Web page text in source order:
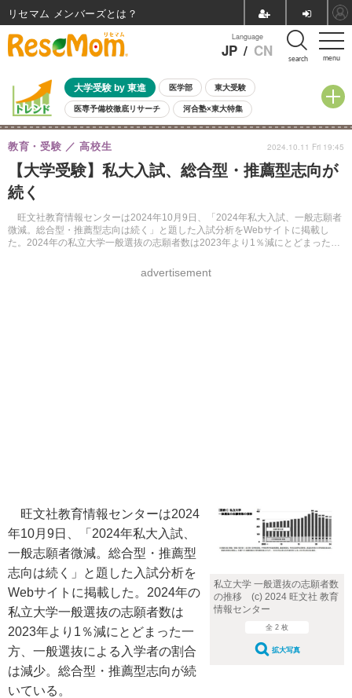
menu
Language
JP / CN search
大学受験 by 東進 医学部 東大受験
医専予備校徹底リサーチ 河合塾×東大特集
親子で考える大学選び 高校受験 中学受験 小学校受験
共通テスト 夏休み
8月開催イベント・WS 全国公立高校 過去問 人気記事
自由研究教材（小学生向け）
【大学受験】私大入試、総合型・推薦型志向が
続く
旺文社教育情報センターは2024年10月9日、「2024年私大入試、一般志願者
微減。総合型・推薦型志向は続く」と題した入試分析をWebサイトに掲載し
た。2024年の私立大学一般選抜の志願者数は2023年より1％減にとどまった一
教育・受験 高校生
advertisement
2024.10.11 Fri 19:45
私立大学 一般選抜の志願者数
の推移 (c) 2024 旺文社 教育
情報センター
全 2 枚
拡大写真
旺文社教育情報センターは2024
年10月9日、「2024年私大入試、
一般志願者微減。総合型・推薦型
志向は続く」と題した入試分析を
Webサイトに掲載した。2024年の
私立大学一般選抜の志願者数は
2023年より1％減にとどまった一
方、一般選抜による入学者の割合
は減少。総合型・推薦型志向が続
いている。
リセマム メンバーズ